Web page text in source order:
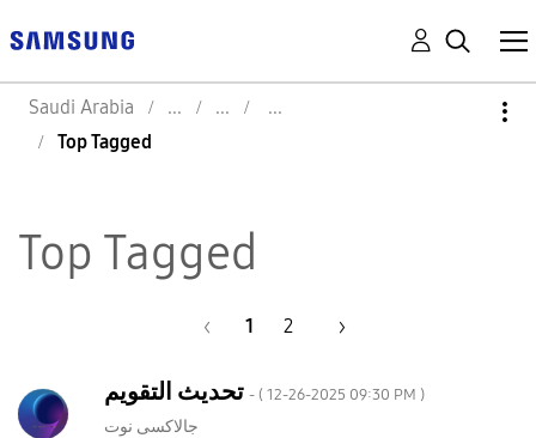
Saudi Arabia
Top Tagged
Top Tagged
1 2
تحديث التقويم - ( ‎12-26-2025 09:30 PM )
جالاكسى نوت